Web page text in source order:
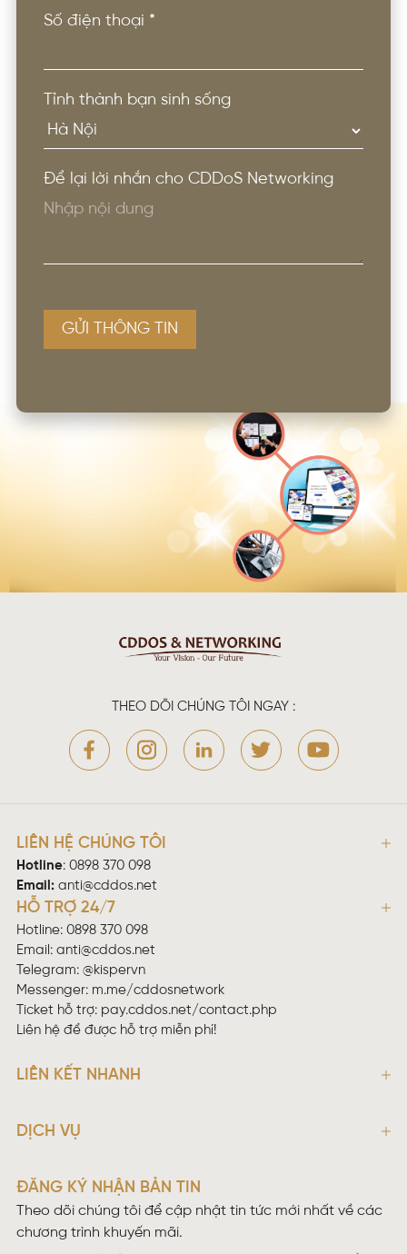
Số điện thoại *
Tỉnh thành bạn sinh sống
Để lại lời nhắn cho CDDoS Networking
GỬI THÔNG TIN
THEO DÕI CHÚNG TÔI NGAY :
LIÊN HỆ CHÚNG TÔI
Hotline: 0898 370 098
Email: anti@cddos.net
HỖ TRỢ 24/7
Hotline: 0898 370 098
Email: anti@cddos.net
Telegram: @kispervn
Messenger: m.me/cddosnetwork
Ticket hỗ trợ: pay.cddos.net/contact.php
Liên hệ để được hỗ trợ miễn phí!
LIÊN KẾT NHANH
DỊCH VỤ
ĐĂNG KÝ NHẬN BẢN TIN
Theo dõi chúng tôi để cập nhật tin tức mới nhất về các
chương trình khuyến mãi.